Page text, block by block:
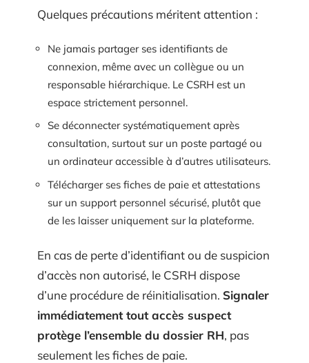
Quelques précautions méritent attention :
Ne jamais partager ses identifiants de
connexion, même avec un collègue ou un
responsable hiérarchique. Le CSRH est un
espace strictement personnel.
Se déconnecter systématiquement après
consultation, surtout sur un poste partagé ou
un ordinateur accessible à d’autres utilisateurs.
Télécharger ses fiches de paie et attestations
sur un support personnel sécurisé, plutôt que
de les laisser uniquement sur la plateforme.
En cas de perte d’identifiant ou de suspicion
d’accès non autorisé, le CSRH dispose
d’une procédure de réinitialisation. Signaler
immédiatement tout accès suspect
protège l’ensemble du dossier RH, pas
seulement les fiches de paie.